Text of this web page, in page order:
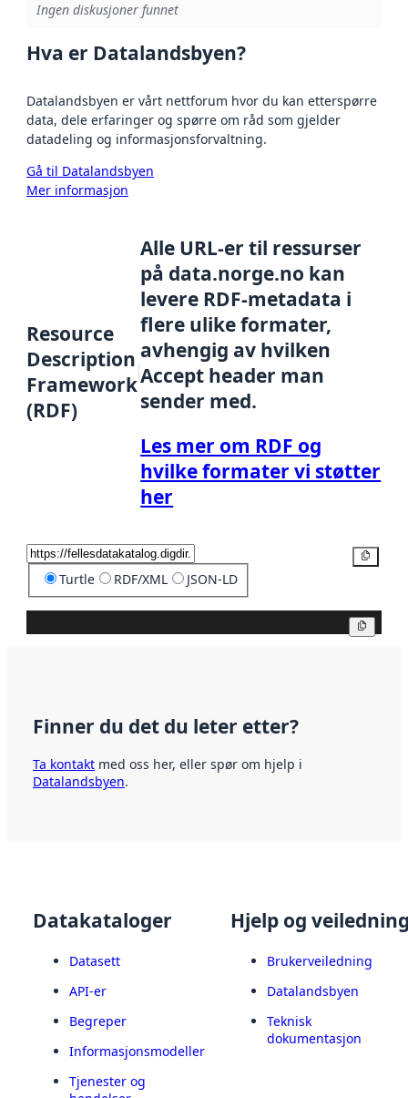
Ingen diskusjoner funnet
Hva er Datalandsbyen?
Datalandsbyen er vårt nettforum hvor du kan etterspørre
data, dele erfaringer og spørre om råd som gjelder
datadeling og informasjonsforvaltning.
Gå til Datalandsbyen
Mer informasjon
Resource
Description
Framework
(RDF)
Alle URL-er til ressurser
på data.norge.no kan
levere RDF-metadata i
flere ulike formater,
avhengig av hvilken
Accept header man
sender med.
Les mer om RDF og
hvilke formater vi støtter
her
Turtle RDF/XML JSON-LD
Finner du det du leter etter?
Ta kontakt med oss her, eller spør om hjelp i
Datalandsbyen.
Datakataloger
Datasett
API-er
Begreper
Informasjonsmodeller
Tjenester og
Hjelp og
Brukerveiledning
Datalandsbyen
Teknisk
dokumentasjon